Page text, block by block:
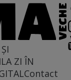
LA ZI ÎN
Contact